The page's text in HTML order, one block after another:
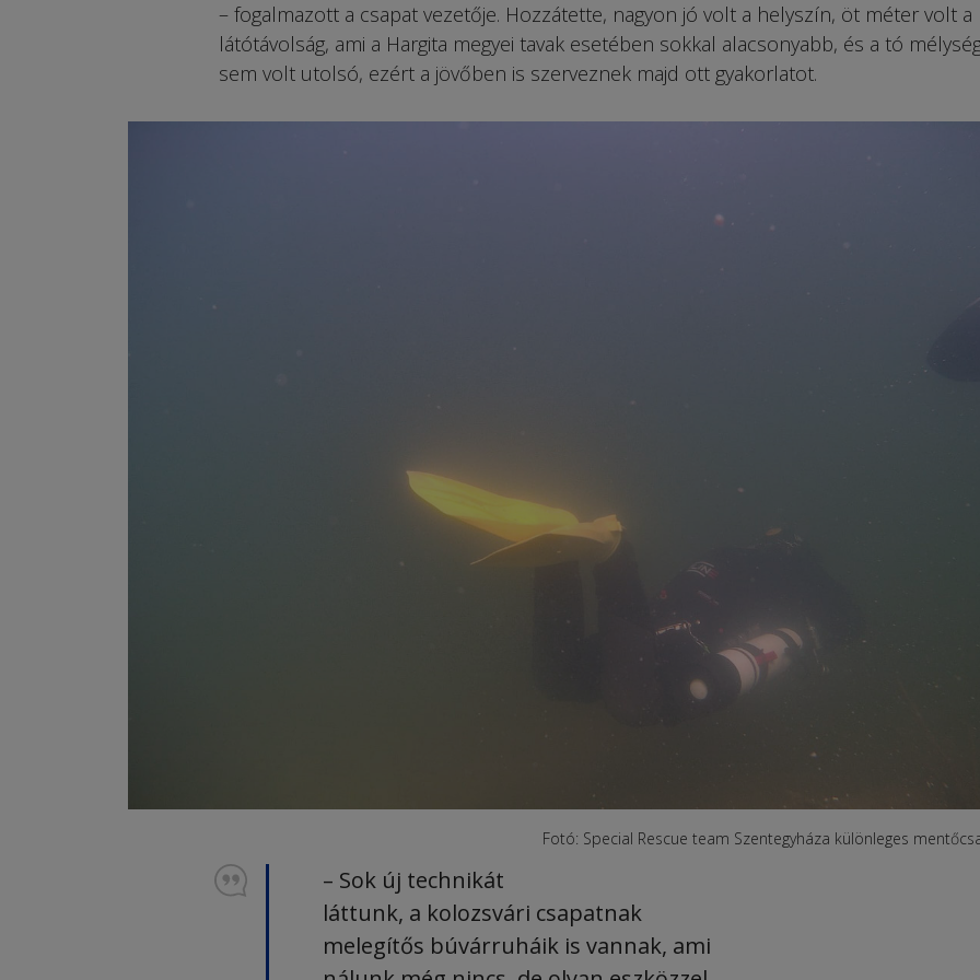
– fogalmazott a csapat vezetője. Hozzátette, nagyon jó volt a helyszín, öt méter volt a
látótávolság, ami a Hargita megyei tavak esetében sokkal alacsonyabb, és a tó
sem volt utolsó, ezért a jövőben is szerveznek majd ott gyakorlatot.
Fotó: Special Rescue team Szentegyháza különleges
– Sok új technikát
láttunk, a kolozsvári csapatnak
melegítős búvárruháik is vannak, ami